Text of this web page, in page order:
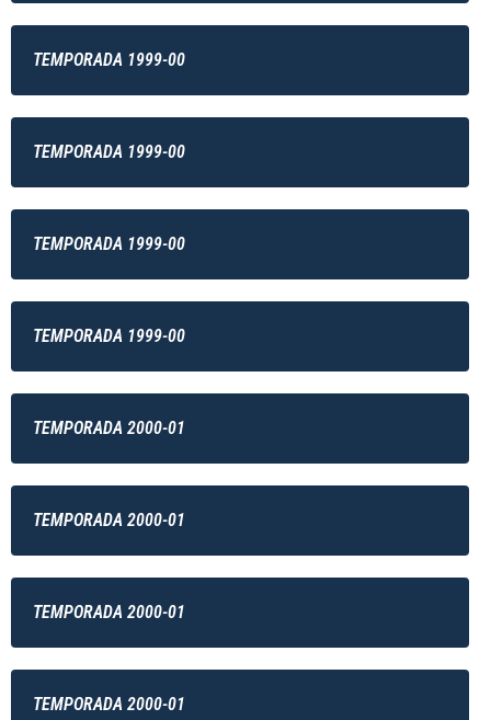
TEMPORADA 1999-00
TEMPORADA 1999-00
TEMPORADA 1999-00
TEMPORADA 1999-00
TEMPORADA 2000-01
TEMPORADA 2000-01
TEMPORADA 2000-01
TEMPORADA 2000-01